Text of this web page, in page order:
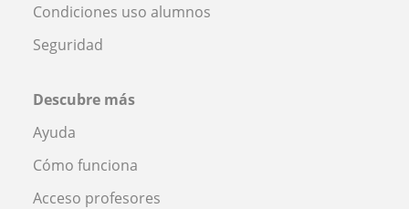
Condiciones uso alumnos
Seguridad
Descubre más
Ayuda
Cómo funciona
Acceso profesores